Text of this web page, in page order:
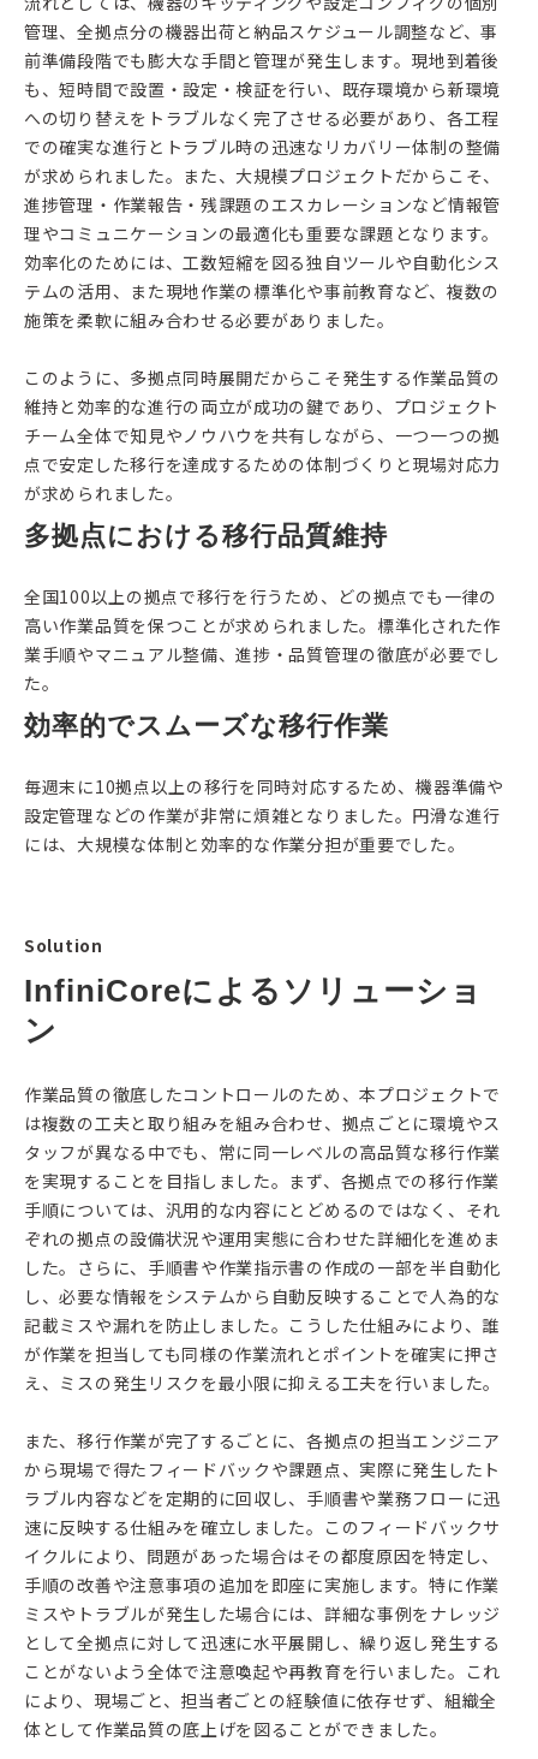
管理、全拠点分の機器出荷と納品スケジュール調整など、事
前準備段階でも膨大な手間と管理が発生します。現地到着後
も、短時間で設置・設定・検証を行い、既存環境から新環境
への切り替えをトラブルなく完了させる必要があり、各工程
での確実な進行とトラブル時の迅速なリカバリー体制の整備
が求められました。また、大規模プロジェクトだからこそ、
進捗管理・作業報告・残課題のエスカレーションなど情報管
理やコミュニケーションの最適化も重要な課題となります。
効率化のためには、工数短縮を図る独自ツールや自動化シス
テムの活用、また現地作業の標準化や事前教育など、複数の
施策を柔軟に組み合わせる必要がありました。
このように、多拠点同時展開だからこそ発生する作業品質の
維持と効率的な進行の両立が成功の鍵であり、プロジェクト
チーム全体で知見やノウハウを共有しながら、一つ一つの拠
点で安定した移行を達成するための体制づくりと現場対応力
が求められました。
多拠点における移行品質維持
全国100以上の拠点で移行を行うため、どの拠点でも一律の
高い作業品質を保つことが求められました。標準化された作
業手順やマニュアル整備、進捗・品質管理の徹底が必要でし
た。
効率的でスムーズな移行作業
毎週末に10拠点以上の移行を同時対応するため、機器準備や
設定管理などの作業が非常に煩雑となりました。円滑な進行
には、大規模な体制と効率的な作業分担が重要でした。
Solution
InfiniCoreによるソリューショ
ン
作業品質の徹底したコントロールのため、本プロジェクトで
は複数の工夫と取り組みを組み合わせ、拠点ごとに環境やス
タッフが異なる中でも、常に同一レベルの高品質な移行作業
を実現することを目指しました。まず、各拠点での移行作業
手順については、汎用的な内容にとどめるのではなく、それ
ぞれの拠点の設備状況や運用実態に合わせた詳細化を進めま
した。さらに、手順書や作業指示書の作成の一部を半自動化
し、必要な情報をシステムから自動反映することで人為的な
記載ミスや漏れを防止しました。こうした仕組みにより、誰
が作業を担当しても同様の作業流れとポイントを確実に押さ
え、ミスの発生リスクを最小限に抑える工夫を行いました。
また、移行作業が完了するごとに、各拠点の担当エンジニア
から現場で得たフィードバックや課題点、実際に発生したト
ラブル内容などを定期的に回収し、手順書や業務フローに迅
速に反映する仕組みを確立しました。このフィードバックサ
イクルにより、問題があった場合はその都度原因を特定し、
手順の改善や注意事項の追加を即座に実施します。特に作業
ミスやトラブルが発生した場合には、詳細な事例をナレッジ
として全拠点に対して迅速に水平展開し、繰り返し発生する
ことがないよう全体で注意喚起や再教育を行いました。これ
により、現場ごと、担当者ごとの経験値に依存せず、組織全
体として作業品質の底上げを図ることができました。